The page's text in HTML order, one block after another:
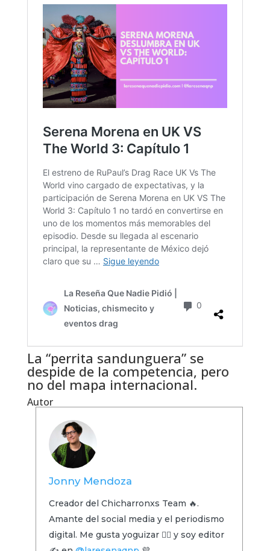
La “perrita sandunguera” se
despide de la competencia, pero
no del mapa internacional.
Autor
Jonny Mendoza
Creador del Chicharronxs Team 🔥.
Amante del social media y el periodismo
digital. Me gusta yoguizar 🧘‍♂️ y soy editor